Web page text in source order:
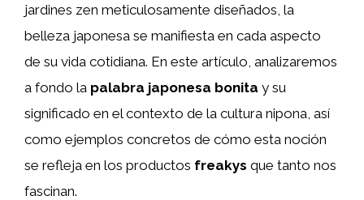
jardines zen meticulosamente diseñados, la
belleza japonesa se manifiesta en cada aspecto
de su vida cotidiana. En este artículo, analizaremos
a fondo la palabra japonesa bonita y su
significado en el contexto de la cultura nipona, así
como ejemplos concretos de cómo esta noción
se refleja en los productos freakys que tanto nos
fascinan.